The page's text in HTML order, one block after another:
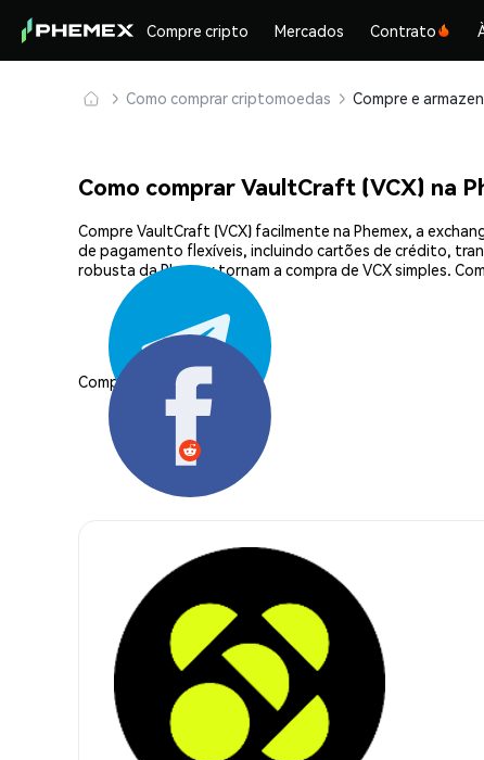
Compre cripto Mercados Contrato
Como comprar criptomoedas
Como comprar VaultCraft (VCX) na
Compre VaultCraft (VCX) facilmente na Phemex, a
de pagamento flexíveis, incluindo cartões de crédito,
robusta da Phemex tornam a compra de VCX simples.
Compartilhar: